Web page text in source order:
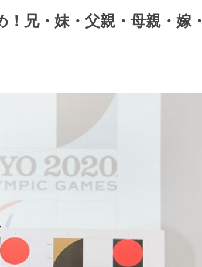
兄・妹・父親・母親・嫁・